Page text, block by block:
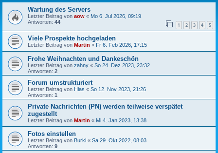
Wartung des Servers
Letzter Beitrag von aow « Mo 6. Jul 2026, 09:19
Antworten: 44 1 2 3 4 5
Viele Prospekte hochgeladen
Letzter Beitrag von Martin « Fr 6. Feb 2026, 17:15
Frohe Weihnachten und Dankeschön
Letzter Beitrag von zahny « So 24. Dez 2023, 23:32
Antworten: 2
Forum umstrukturiert
Letzter Beitrag von Hias « So 12. Nov 2023, 21:26
Antworten: 1
Private Nachrichten (PN) werden teilweise verspätet
zugestellt
Letzter Beitrag von Martin « Mi 4. Jan 2023, 13:38
Fotos einstellen
Letzter Beitrag von Burki « Sa 29. Okt 2022, 08:03
Antworten: 9